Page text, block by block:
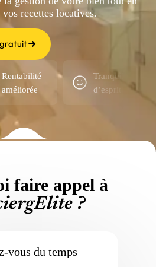
recettes locatives.
Tranquilité
faire appel à
?
vous du temps